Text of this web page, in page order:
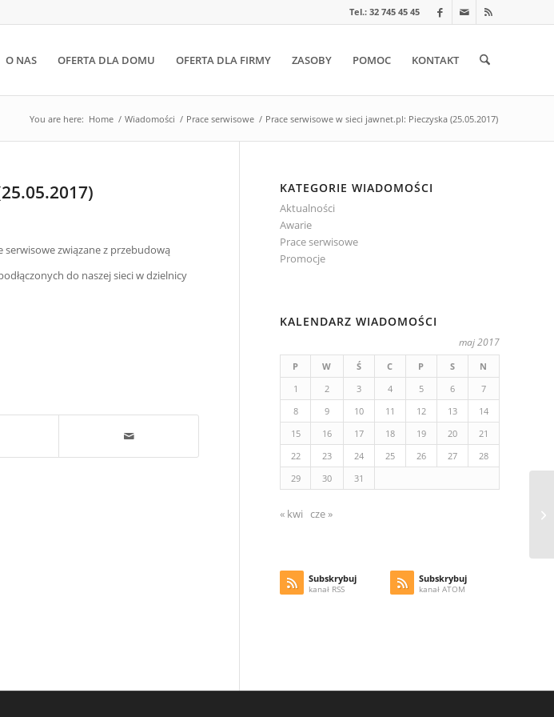
Tel.: 32 745 45 45
O NAS OFERTA DLA DOMU OFERTA DLA FIRMY ZASOBY POMOC KONTAKT
You are here: Home / Wiadomości / Prace serwisowe / Prace serwisowe w sieci jawnet.pl: Pieczyska (25.05.2017)
serwisowe związane z przebudową
do naszej sieci w dzielnicy
KATEGORIE WIADOMOŚCI
Aktualności
Awarie
Prace serwisowe
Promocje
KALENDARZ WIADOMOŚCI
maj 2017
P W Ś C P S
N
1
2 3 4 5 6
7
8
9 10 11 12 13
14
15
16 17 18 19 20
21
22
23 24 25 26 27
28
29
30 31
« kwi cze »
Subskrybuj
kanał RSS
Subskrybuj
kanał ATOM